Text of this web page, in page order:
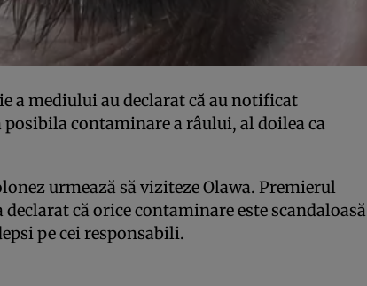
a mediului au declarat că au notificat
contaminare a râului, al doilea ca
urmează să viziteze Olawa. Premierul
că orice contaminare este scandaloasă
pe cei responsabili.